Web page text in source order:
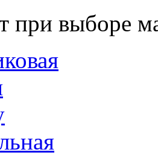
при выборе